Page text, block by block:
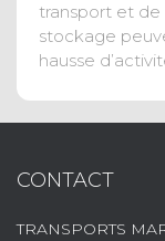
transport et de
stockage
hausse
CONTACT
TRANSPORTS